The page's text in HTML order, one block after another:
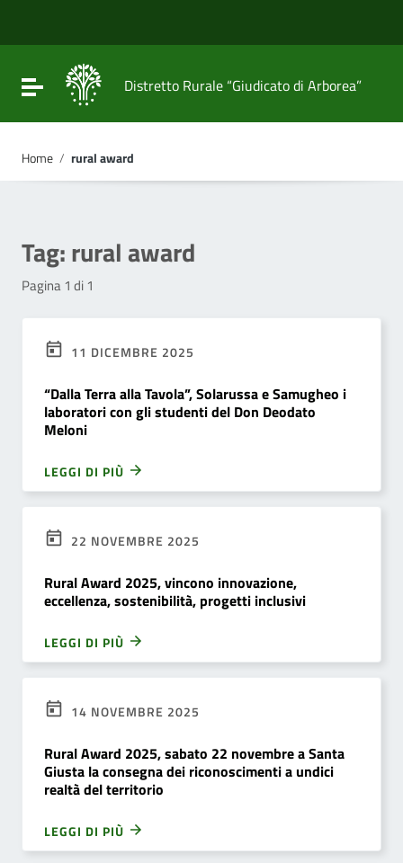
Vai al footer
Attiva / disattiva la navigazione
Distretto Rurale “Giudicato di Arborea”
Home / rural award
Tag:rural award
Pagina 1 di 1
11 DICEMBRE 2025
“Dalla Terra alla Tavola”, Solarussa e Samugheo i
laboratori con gli studenti del Don Deodato
Meloni
LEGGI DI PIÙ
22 NOVEMBRE 2025
Rural Award 2025, vincono innovazione,
eccellenza, sostenibilità, progetti inclusivi
LEGGI DI PIÙ
14 NOVEMBRE 2025
Rural Award 2025, sabato 22 novembre a Santa
Giusta la consegna dei riconoscimenti a undici
realtà del territorio
LEGGI DI PIÙ